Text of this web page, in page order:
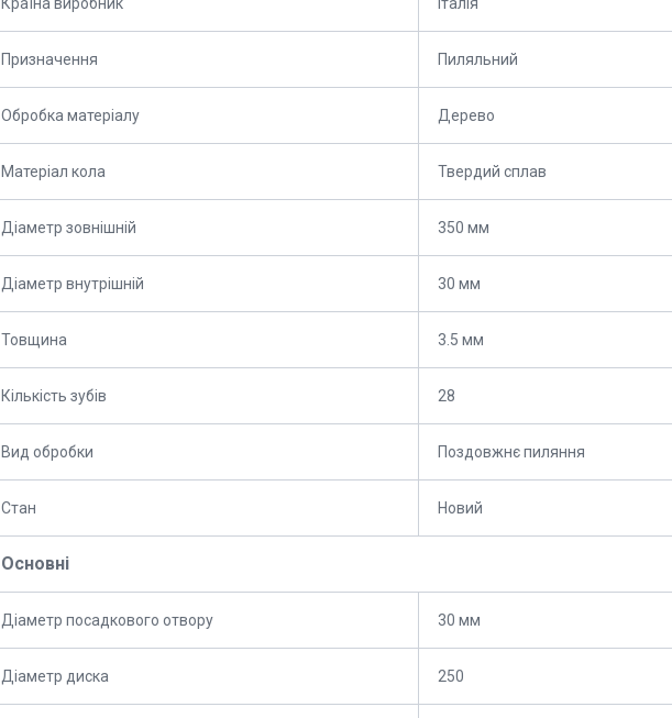
Призначення Пиляльний
Обробка матеріалу Дерево
Матеріал кола Твердий сплав
Діаметр зовнішній 350 мм
Діаметр внутрішній 30 мм
Товщина 3.5 мм
Кількість зубів 28
Вид обробки Поздовжнє пиляння
Стан Новий
Основні
Діаметр посадкового отвору 30 мм
Діаметр диска 250